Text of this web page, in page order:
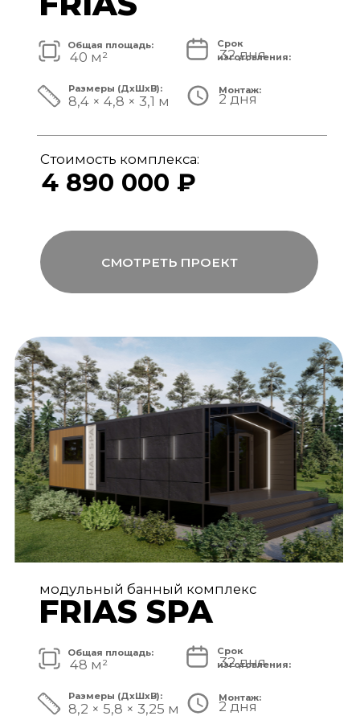
8 750 000 ₽
Стоимость комплекса:
5 дней
11,2 × 6,5 × 3,25 м
Размеры (ДxШxВ):
80 дней
Срок
изготовления:
72 м²
Общая площадь:
модульный банный комплекс
FRIAS PREMIUM
СМОТРЕТЬ ПРОЕКТ
5 820 000 ₽
СМОТРЕТЬ ПРОЕКТ